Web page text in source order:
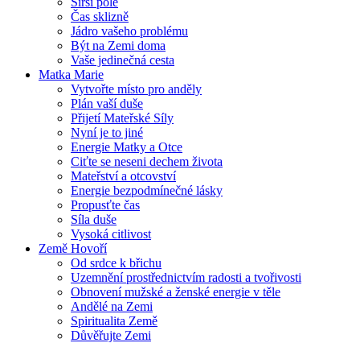
Čas sklizně
Jádro vašeho problému
Být na Zemi doma
Vaše jedinečná cesta
Matka Marie
Vytvořte místo pro anděly
Plán vaší duše
Přijetí Mateřské Síly
Nyní je to jiné
Energie Matky a Otce
Ciťte se neseni dechem života
Mateřství a otcovství
Energie bezpodmínečné lásky
Propusťte čas
Síla duše
Vysoká citlivost
Země Hovoří
Od srdce k břichu
Uzemnění prostřednictvím radosti a tvořivosti
Obnovení mužské a ženské energie v těle
Andělé na Zemi
Spiritualita Země
Důvěřujte Zemi